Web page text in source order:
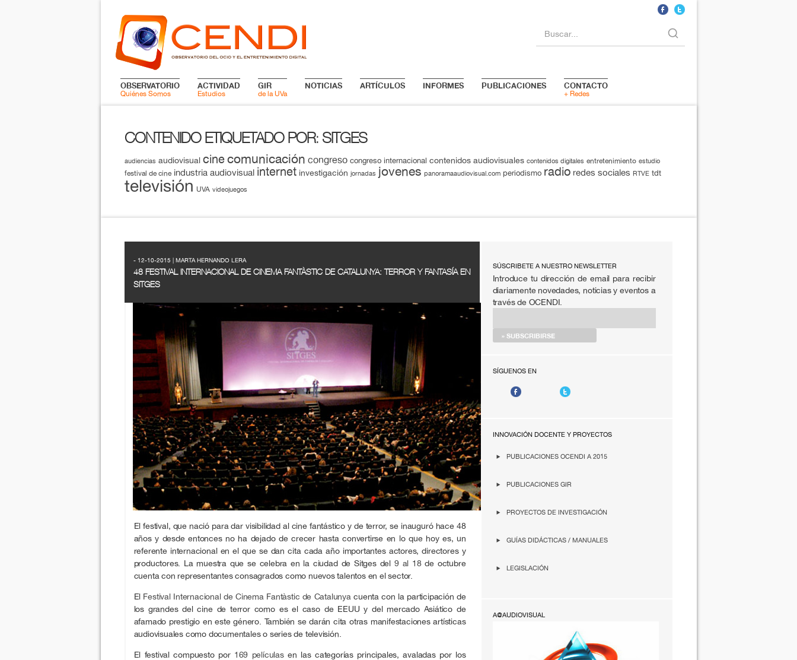
Buscar...
OBSERVATORIO
Quiénes Somos
ACTIVIDAD
Estudios
GIR
de la UVa
NOTICIAS ARTÍCULOS INFORMES PUBLICACIONES CONTACTO
+ Redes
CONTENIDO ETIQUETADO POR: SITGES
audiencias audiovisual cinecomunicación congreso congreso internacional contenidos audiovisuales contenidos digitales entretenimiento estudio
festival de cine industria audiovisual internet investigación jornadas jovenes panoramaaudiovisual.com periodismo radio redes sociales RTVE tdt
televisión UVA videojuegos
SÚSCRIBETE A NUESTRO NEWSLETTER
Introduce tu dirección de email para recibir
diariamente novedades, noticias y eventos a
través de OCENDI.
SÍGUENOS EN
INNOVACIÓN DOCENTE Y PROYECTOS
PUBLICACIONES OCENDI A 2015
PUBLICACIONES GIR
PROYECTOS DE INVESTIGACIÓN
GUÍAS DIDÁCTICAS / MANUALES
LEGISLACIÓN
A@AUDIOVISUAL
- 12-10-2015 | MARTA HERNANDO LERA
48 FESTIVAL INTERNACIONAL DE CINEMA FANTÀSTIC DE CATALUNYA: TERROR Y FANTASÍA EN
SITGES
El festival, que nació para dar visibilidad al cine fantástico y de terror, se inauguró hace 48
años y desde entonces no ha dejado de crecer hasta convertirse en lo que hoy es, un
referente internacional en el que se dan cita cada año importantes actores, directores y
productores. La muestra que se celebra en la ciudad de Sitges del 9 al 18de octubre
cuenta con representantes consagrados como nuevos talentos en el sector.
El Festival Internacional de Cinema Fantàstic de Catalunya cuenta con la participación de
los grandes del cine de terror como es el caso de EEUU y del mercado Asiático de
afamado prestigio en este género. También se darán cita otras manifestaciones artísticas
audiovisuales como documentales o series de televisión.
El festival compuesto por 169 películasen las categorías principales, avaladas por los